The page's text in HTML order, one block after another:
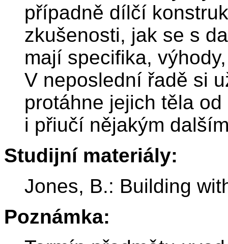
případně dílčí
zkušenosti, jak se s
mají specifika,
V neposlední řadě si
protáhne jejich těla
i přiučí nějakým
Studijní materiály:
Jones, B.: Building
Poznámka: